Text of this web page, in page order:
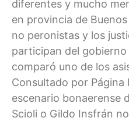
diferentes y mucho
en provincia de
no peronistas y los
participan del gobierno
comparó uno de los
Consultado por
escenario bonaerense
Scioli o Gildo Insfrán